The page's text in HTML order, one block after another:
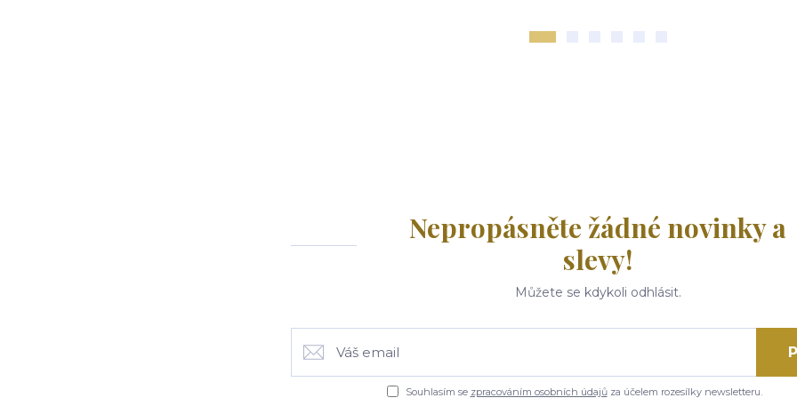
Nepropásněte žádné novinky a
slevy!
Můžete se kdykoli odhlásit.
Souhlasím se zpracováním osobních údajůza účelem rozesílky newsletteru.